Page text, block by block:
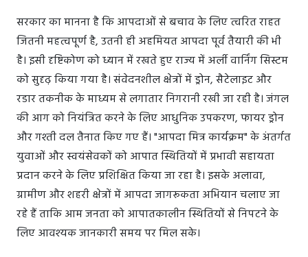
सरकार का मानना है कि आपदाओं से बचाव के लिए त्वरित राहत
जितनी महत्वपूर्ण है, उतनी ही अहमियत आपदा पूर्व तैयारी की भी
है। इसी दृष्टिकोण को ध्यान में रखते हुए राज्य में अर्ली वार्निंग सिस्टम
को सुदृढ़ किया गया है। संवेदनशील क्षेत्रों में ड्रोन, सैटेलाइट और
रडार तकनीक के माध्यम से लगातार निगरानी रखी जा रही है। जंगल
की आग को नियंत्रित करने के लिए आधुनिक उपकरण, फायर ड्रोन
और गश्ती दल तैनात किए गए हैं। "आपदा मित्र कार्यक्रम" के अंतर्गत
युवाओं और स्वयंसेवकों को आपात स्थितियों में प्रभावी सहायता
प्रदान करने के लिए प्रशिक्षित किया जा रहा है। इसके अलावा,
ग्रामीण और शहरी क्षेत्रों में आपदा जागरूकता अभियान चलाए जा
रहे हैं ताकि आम जनता को आपातकालीन स्थितियों से निपटने के
लिए आवश्यक जानकारी समय पर मिल सके।